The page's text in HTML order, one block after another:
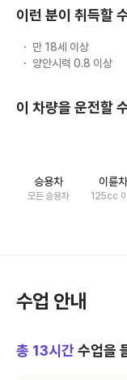
이런 분이 취득할
만 18세 이상
양안시력 0.8 이상
이 차량을 운전할
승용차
모든 승용차
이륜차
125cc
수업 안내
총 13시간 수업을